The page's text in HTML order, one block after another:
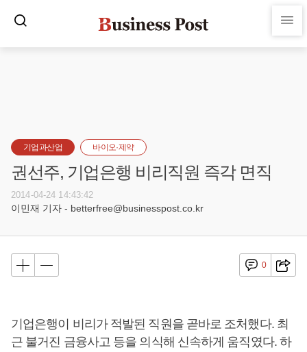
기업과산업 바이오·제약
권선주, 기업은행 비리직원 즉각 면직
2014-04-24 14:43:42
이민재 기자 - betterfree@businesspost.co.kr
0
기업은행이 비리가 적발된 직원을 곧바로 조처했다. 최
근 불거진 금융사고 등을 의식해 신속하게 움직였다. 하